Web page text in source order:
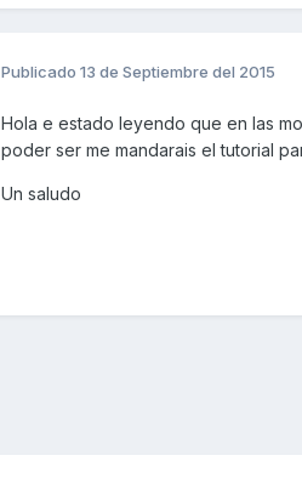
Publicado 13 de Septiembre del 2015
Hola e estado leyendo que en las
poder ser me mandarais el tutorial
Un saludo